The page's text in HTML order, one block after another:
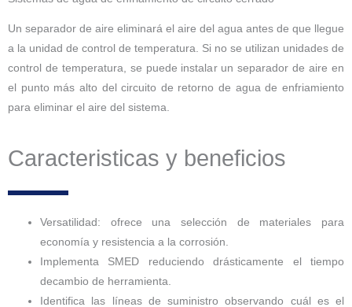
Un separador de aire eliminará el aire del agua antes de que llegue
a la unidad de control de temperatura. Si no se utilizan unidades de
control de temperatura, se puede instalar un separador de aire en
el punto más alto del circuito de retorno de agua de enfriamiento
para eliminar el aire del sistema.
Caracteristicas y beneficios
Versatilidad: ofrece una selección de materiales para
economía y resistencia a la corrosión.
Implementa SMED reduciendo drásticamente el tiempo
decambio de herramienta.
Identifica las líneas de suministro observando cuál es el